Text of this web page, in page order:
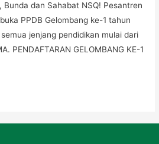
Bunda dan Sahabat NSQ! Pesantren
PPDB Gelombang ke-1 tahun
jenjang pendidikan mulai dari
PENDAFTARAN GELOMBANG KE-1